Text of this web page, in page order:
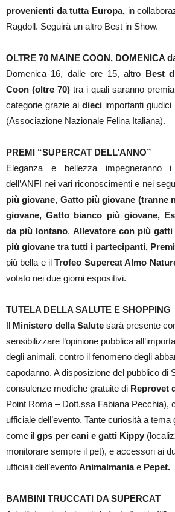
provenienti da tutta Europa, in
Ragdoll. Seguirà un altro Best in Show.
OLTRE 70 MAINE COON, DOMENICA
Domenica 16, dalle ore 15, altro Best
Coon (oltre 70) tra i quali saranno
categorie grazie ai dieci importanti giudici
(Associazione Nazionale Felina Italiana).
PREMI “SUPERCAT DELL’ANNO”
Eleganza e bellezza impegneranno i
dell’ANFI nei vari riconoscimenti e nei
più giovane, Gatto più giovane (tranne
giovane, Gatto bianco più giovane,
da più lontano, Allevatore con più
più giovane tra tutti i partecipanti,
più bella e ilTrofeo Supercat Almo
votato nei due giorni espositivi.
TUTELA DELLA SALUTE E SHOPPING
Il Ministero della Salute sarà presente
sensibilizzare l’opinione pubblica
degli animali, contro il fenomeno degli
capodanno. A disposizione del pubblico di
consulenze mediche gratuite di Reprovet
Point Roma – Dott.ssa Fabiana Pecchia),
ufficiale dell’evento. Tante curiosità a tema
come il gps per cani e gatti Kippy
monitorare sempre il pet), e accessori ai
ufficiali dell’evento Animalmaniae Pepet.
BAMBINI TRUCCATI DA SUPERCAT